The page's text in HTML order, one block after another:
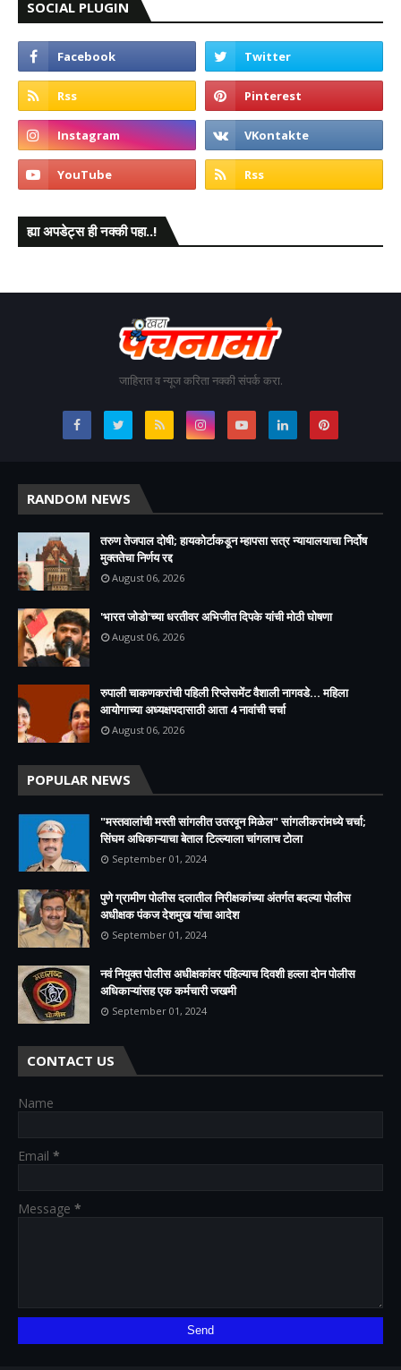
SOCIAL PLUGIN
ह्या अपडेट्स ही नक्की पहा..!
जाहिरात व न्यूज करिता नक्की संपर्क करा.
RANDOM NEWS
तरुण तेजपाल दोषी; हायकोर्टाकडून म्हापसा सत्र न्यायालयाचा निर्दोष
मुक्ततेचा निर्णय रद्द
August 06, 2026
'भारत जोडो'च्या धरतीवर अभिजीत दिपके यांची मोठी घोषणा
August 06, 2026
रुपाली चाकणकरांची पहिली रिप्लेसमेंट वैशाली नागवडे... महिला
आयोगाच्या अध्यक्षपदासाठी आता 4 नावांची चर्चा
August 06, 2026
POPULAR NEWS
"मस्तवालांची मस्ती सांगलीत उतरवून मिळेल" सांगलीकरांमध्ये चर्चा;
सिंघम अधिकाऱ्याचा बेताल टिल्ल्याला चांगलाच टोला
September 01, 2024
पुणे ग्रामीण पोलीस दलातील निरीक्षकांच्या अंतर्गत बदल्या पोलीस
अधीक्षक पंकज देशमुख यांचा आदेश
September 01, 2024
नवं नियुक्त पोलीस अधीक्षकांवर पहिल्याच दिवशी हल्ला दोन पोलीस
अधिकाऱ्यांसह एक कर्मचारी जखमी
September 01, 2024
CONTACT US
Name
Email *
Message *